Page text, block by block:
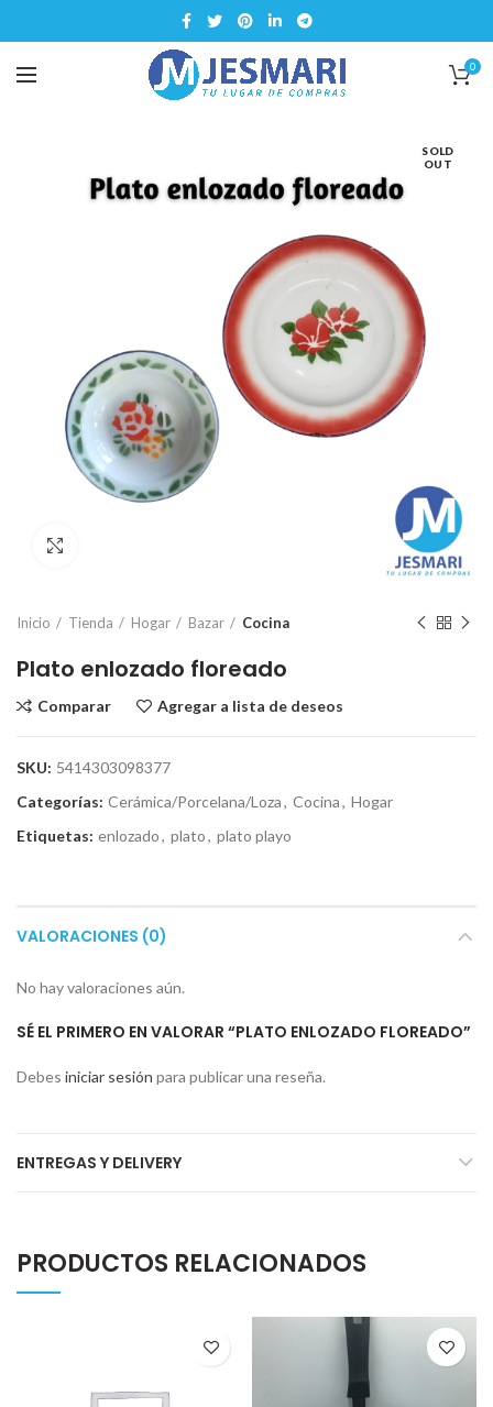
0
SOLD
OUT
Inicio Tienda Hogar Bazar Cocina
Plato enlozado floreado
Comparar Agregar a lista de deseos
SKU: 5414303098377
Categorías: Cerámica/Porcelana/Loza, Cocina, Hogar
Etiquetas: enlozado, plato, plato playo
VALORACIONES (0)
No hay valoraciones aún.
SÉ EL PRIMERO EN VALORAR “PLATO ENLOZADO FLOREADO”
Debes iniciar sesión para publicar una reseña.
ENTREGAS Y DELIVERY
PRODUCTOS RELACIONADOS